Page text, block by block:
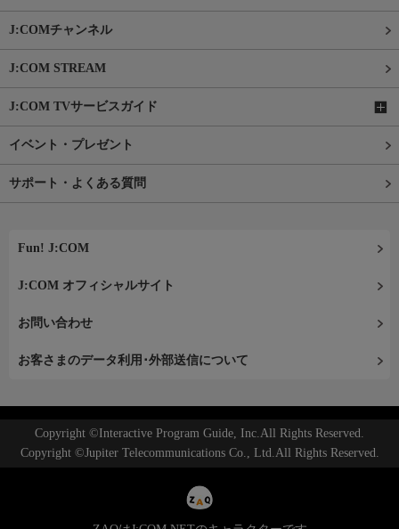
J:COMチャンネル
J:COM STREAM
J:COM TVサービスガイド
イベント・プレゼント
サポート・よくある質問
Fun! J:COM
J:COM オフィシャルサイト
お問い合わせ
お客さまのデータ利用･外部送信について
Copyright ©Interactive Program Guide, Inc.All Rights Reserved.
Copyright ©Jupiter Telecommunications Co., Ltd.All Rights Reserved.